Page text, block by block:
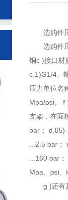
选购件
选购件
铜c )接口材
c.1)G1/4、
压力单位名
Mpa/psi。 f
支架，在面
bar；
...2.5 bar
...160 bar
Mpa、psi、
g )还有